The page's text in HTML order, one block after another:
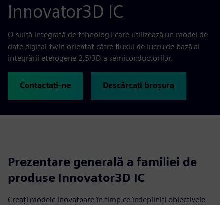
Innovator3D IC
O suită integrată de tehnologii care utilizează un model de
date digital-twin orientat către fluxul de lucru de bază al
integrării eterogene 2,5/3D a semiconductorilor.
Contactați-ne Descărcați broșura
Prezentare generală a familiei de
produse Innovator3D IC
Creați modele inovatoare în timp ce îndepliniți obiectivele